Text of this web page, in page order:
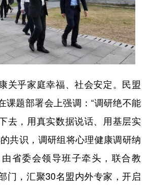
天津 河北 山西
吉林 上海 江苏
西 海南 重庆
州 云南 西藏
甘肃 青海 宁夏
蒙古 黑龙江
乎家庭幸福、社会安定。民盟
课题部署会上强调：“调研绝不能
去，用真实数据说话、用基层实
共识，调研组将心理健康调研纳
省委会领导班子牵头，联合教
门，汇聚30名盟内外专家，开启